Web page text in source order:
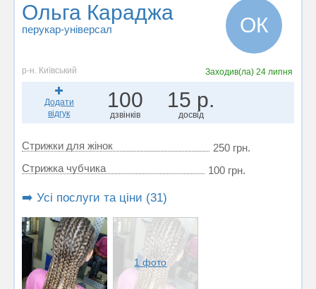
Ольга Караджа
перукар-універсал ОК
р-н. Київський Заходив(ла) 24 липня
Додати
відгук
100
дзвінків
15 р.
досвід
Стрижки для жінок
250 грн.
Стрижка чубчика
100 грн.
➡️ Усі послуги та ціни (31)
1 фото